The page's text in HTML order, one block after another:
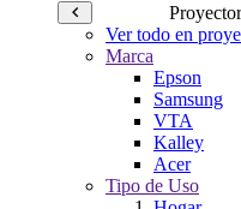
Ver todo en
Marca
Epson
Samsung
VTA
Kalley
Acer
Tipo de Uso